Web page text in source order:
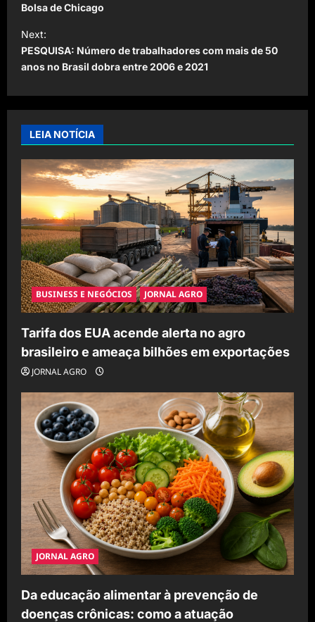
s
t
n
a
v
g
a
t
i
o
n
Bolsa de Chicago
Next:
PESQUISA: Número de trabalhadores com mais de 50
anos no Brasil dobra entre 2006 e 2021
LEIA NOTÍCIA
BUSINESS E NEGÓCIOS JORNAL AGRO
Tarifa dos EUA acende alerta no agro
brasileiro e ameaça bilhões em exportações
JORNAL AGRO
JORNAL AGRO
Da educação alimentar à prevenção de
doenças crônicas: como a atuação